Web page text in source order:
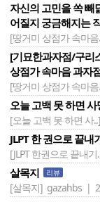
자신의 고민을 쏙 빼
어질지 궁금해지는
[땅거미 상점가 속마
[기묘한과자점/구리
상점가 속마음 과자
[땅거미 상점가 속마
오늘 고백 못 하면
[오늘 고백 못 하면 사..]
JLPT 한 권으로 끝내
[JLPT 한권으로 끝내기
살목지 리뷰
[살목지] gazahbs |